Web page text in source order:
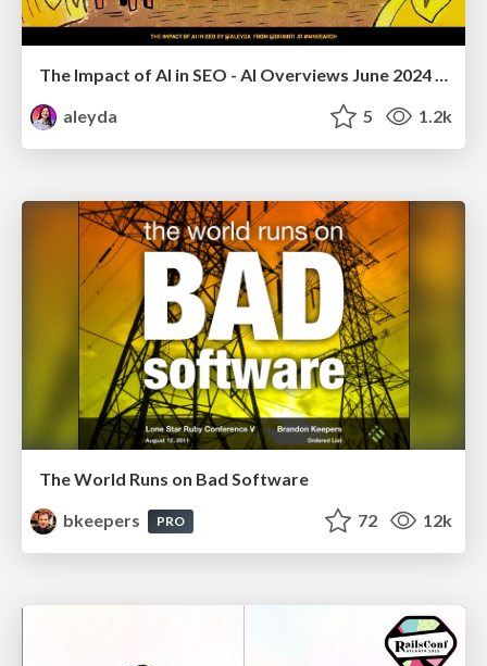
aleyda
5 1.2k
The World Runs on Bad Software
bkeepers
PRO 72 12k